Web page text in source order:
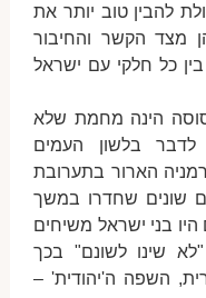
להבין טוב יותר את
מצד הקשר והחיבור
כל חלקי עם ישראל
הינה מחמת שלא
בלשון העמים
הארור בתערובת
שונים שחדרו במשך
בני ישראל משיחים
"לא שינו לשונם" בכך
השפה ה'יהודית' –